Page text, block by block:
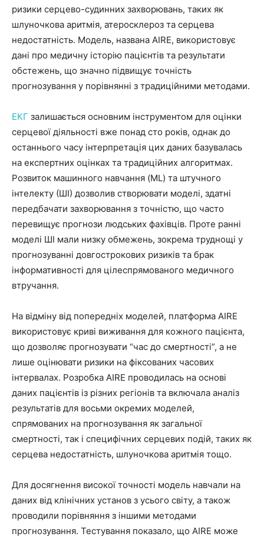
ризики серцево-судинних захворювань, таких як
шлуночкова аритмія, атеросклероз та серцева
недостатність. Модель, названа AIRE, використовує
дані про медичну історію пацієнтів та результати
обстежень, що значно підвищує точність
прогнозування у порівнянні з традиційними методами.
ЕКГ залишається основним інструментом для оцінки
серцевої діяльності вже понад сто років, однак до
останнього часу інтерпретація цих даних базувалась
на експертних оцінках та традиційних алгоритмах.
Розвиток машинного навчання (ML) та штучного
інтелекту (ШІ) дозволив створювати моделі, здатні
передбачати захворювання з точністю, що часто
перевищує прогнози людських фахівців. Проте ранні
моделі ШІ мали низку обмежень, зокрема труднощі у
прогнозуванні довгострокових ризиків та брак
інформативності для цілеспрямованого медичного
втручання.
На відміну від попередніх моделей, платформа AIRE
використовує криві виживання для кожного пацієнта,
що дозволяє прогнозувати “час до смертності”, а не
лише оцінювати ризики на фіксованих часових
інтервалах. Розробка AIRE проводилась на основі
даних пацієнтів із різних регіонів та включала аналіз
результатів для восьми окремих моделей,
спрямованих на прогнозування як загальної
смертності, так і специфічних серцевих подій, таких як
серцева недостатність, шлуночкова аритмія тощо.
Для досягнення високої точності модель навчали на
даних від клінічних установ з усього світу, а також
проводили порівняння з іншими методами
прогнозування. Тестування показало, що AIRE може